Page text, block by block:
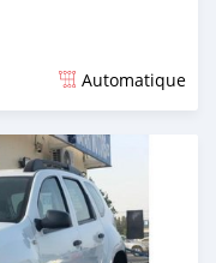
Automatique